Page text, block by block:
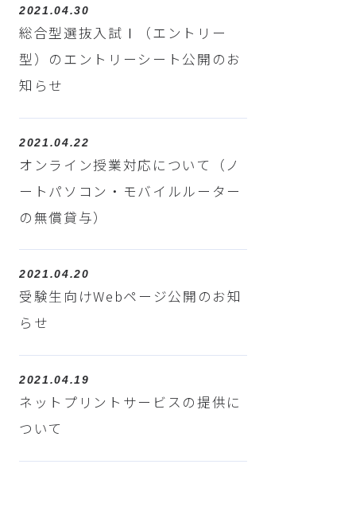
2021.04.30
総合型選抜入試Ⅰ（エントリー
型）のエントリーシート公開のお
知らせ
2021.04.22
オンライン授業対応について（ノ
ートパソコン・モバイルルーター
の無償貸与）
2021.04.20
受験生向けWebページ公開のお知
らせ
2021.04.19
ネットプリントサービスの提供に
ついて